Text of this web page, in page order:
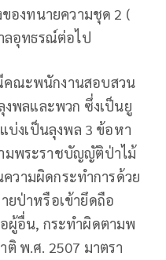
ของทนายความชุด 2 (
ลอุทธรณ์ต่อไป
คณะพนักงานสอบสวน
พลและพวก ซึ่งเป็นยู
บ่งเป็นลุงพล 3 ข้อหา
มพระราชบัญญัติป่าไม้
วามผิดกระทำการด้วย
ยป่าหรือเข้ายึดถือ
ผู้อื่น, กระทำผิดตามพ
พ.ศ. 2507 มาตรา